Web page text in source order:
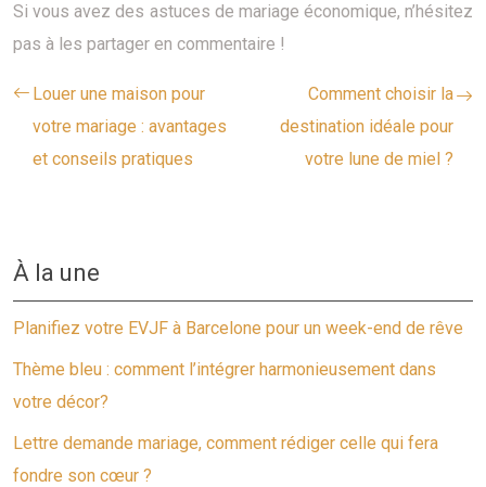
Si vous avez des astuces de mariage économique, n’hésitez
pas à les partager en commentaire !
Louer une maison pour
votre mariage : avantages
et conseils pratiques
Comment choisir la
destination idéale pour
votre lune de miel ?
À la une
Planifiez votre EVJF à Barcelone pour un week-end de rêve
Thème bleu : comment l’intégrer harmonieusement dans
votre décor?
Lettre demande mariage, comment rédiger celle qui fera
fondre son cœur ?